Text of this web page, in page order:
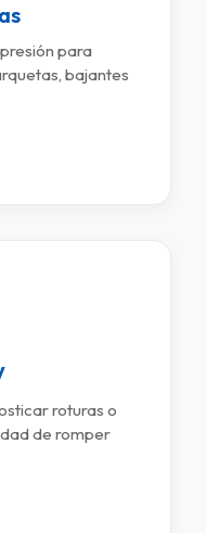
para
bajantes
roturas o
de romper